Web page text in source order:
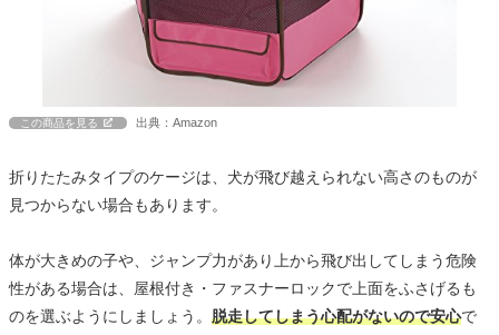
この商品を見る 出典：Amazon
折りたたみタイプのケージは、犬が飛び越えられない高さのものが
見つからない場合もあります。
体が大きめの子や、ジャンプ力があり上から飛び出してしまう危険
性がある場合は、屋根付き・ファスナーロックで上面をふさげるも
のを選ぶようにしましょう。 脱走してしまう心配がないので安心で